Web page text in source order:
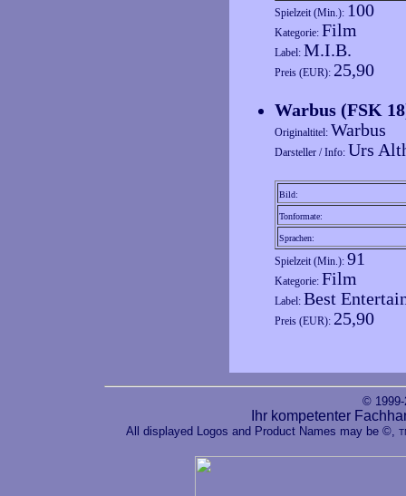
Spielzeit (Min.): 100
Kategorie: Film
Label: M.I.B.
Preis (EUR): 25,90
Warbus (FSK
Originaltitel: Warbus
Darsteller / Info: Urs
Bild:
Tonformate:
Sprachen:
Spielzeit (Min.): 91
Kategorie: Film
Label: Best
Preis (EUR): 25,90
© 1999-
Ihr kompetenter
All displayed Logos and Product Names may be ©,